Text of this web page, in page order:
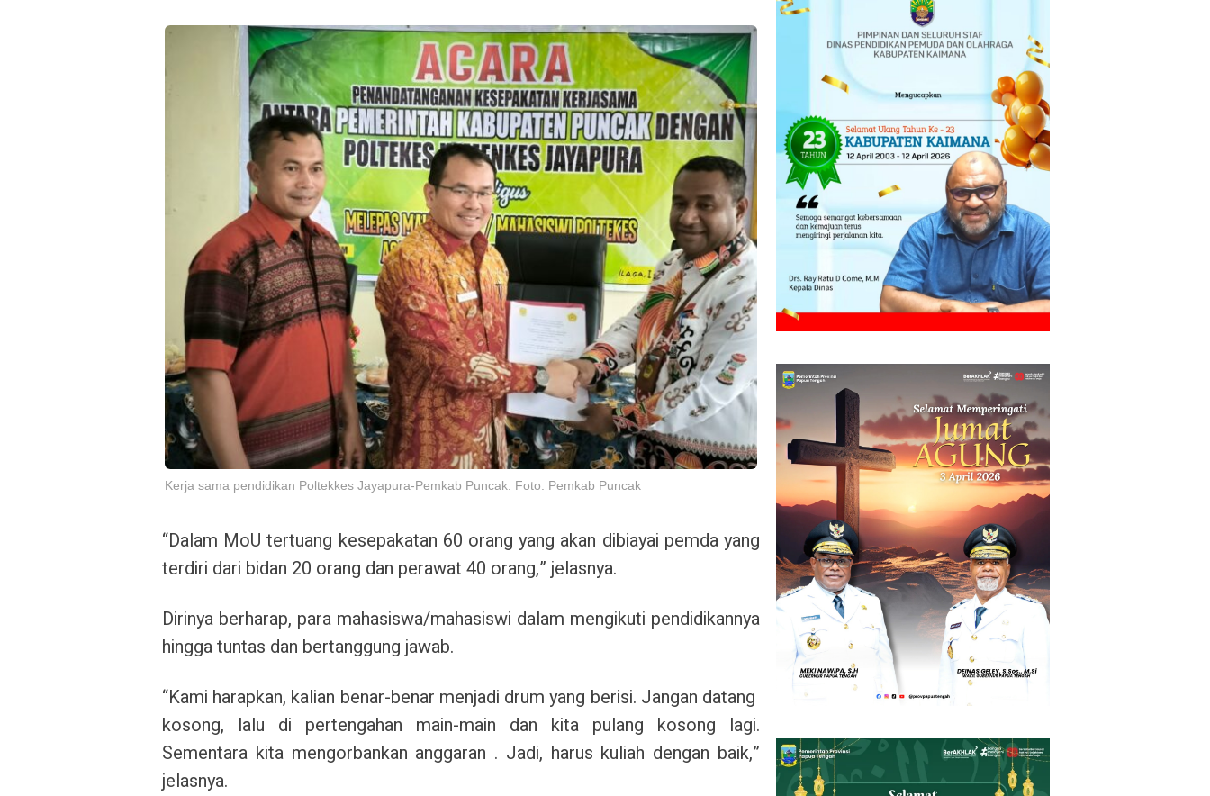
Kerja sama pendidikan Poltekkes Jayapura-Pemkab Puncak. Foto: Pemkab Puncak
“Dalam MoU tertuang kesepakatan 60 orang yang akan dibiayai pemda yang
terdiri dari bidan 20 orang dan perawat 40 orang,” jelasnya.
Dirinya berharap, para mahasiswa/mahasiswi dalam mengikuti pendidikannya
hingga tuntas dan bertanggung jawab.
“Kami harapkan, kalian benar-benar menjadi drum yang berisi. Jangan datang
kosong, lalu di pertengahan main-main dan kita pulang kosong lagi.
Sementara kita mengorbankan anggaran . Jadi, harus kuliah dengan baik,”
jelasnya.